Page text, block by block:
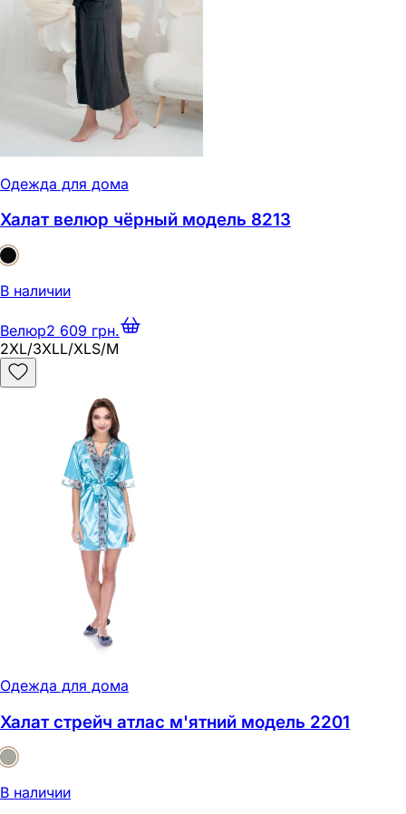
Одежда для дома
Халат велюр чёрный модель 8213
В наличии
Велюр2 609 грн.
2XL/3XLL/XLS/M
Одежда для дома
Халат стрейч атлас м'ятний модель 2201
В наличии